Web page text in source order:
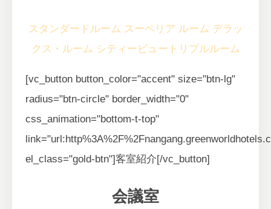
スタンダードルーム スーペリア ルーム デラッ
クス・ルーム シティービュートリプルルーム
[vc_button button_color="accent" size="btn-lg"
radius="btn-circle" border_width="0"
css_animation="bottom-t-top"
el_class="gold-btn"]客室紹介[/vc_button]
会議室